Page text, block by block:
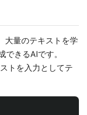
量のテキストを学
きるAIです。
トを入力としてテ